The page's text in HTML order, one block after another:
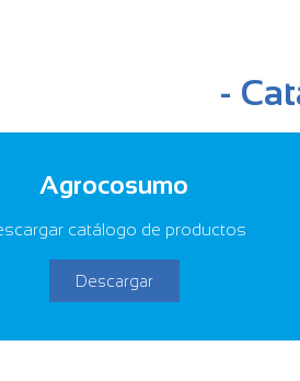
-
Agrocosumo
catálogo de productos
Descargar